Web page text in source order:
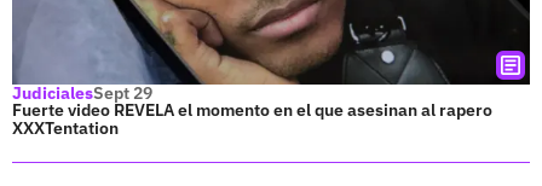
JudicialesSept 29
Fuerte video REVELA el momento en el que asesinan al rapero
XXXTentation